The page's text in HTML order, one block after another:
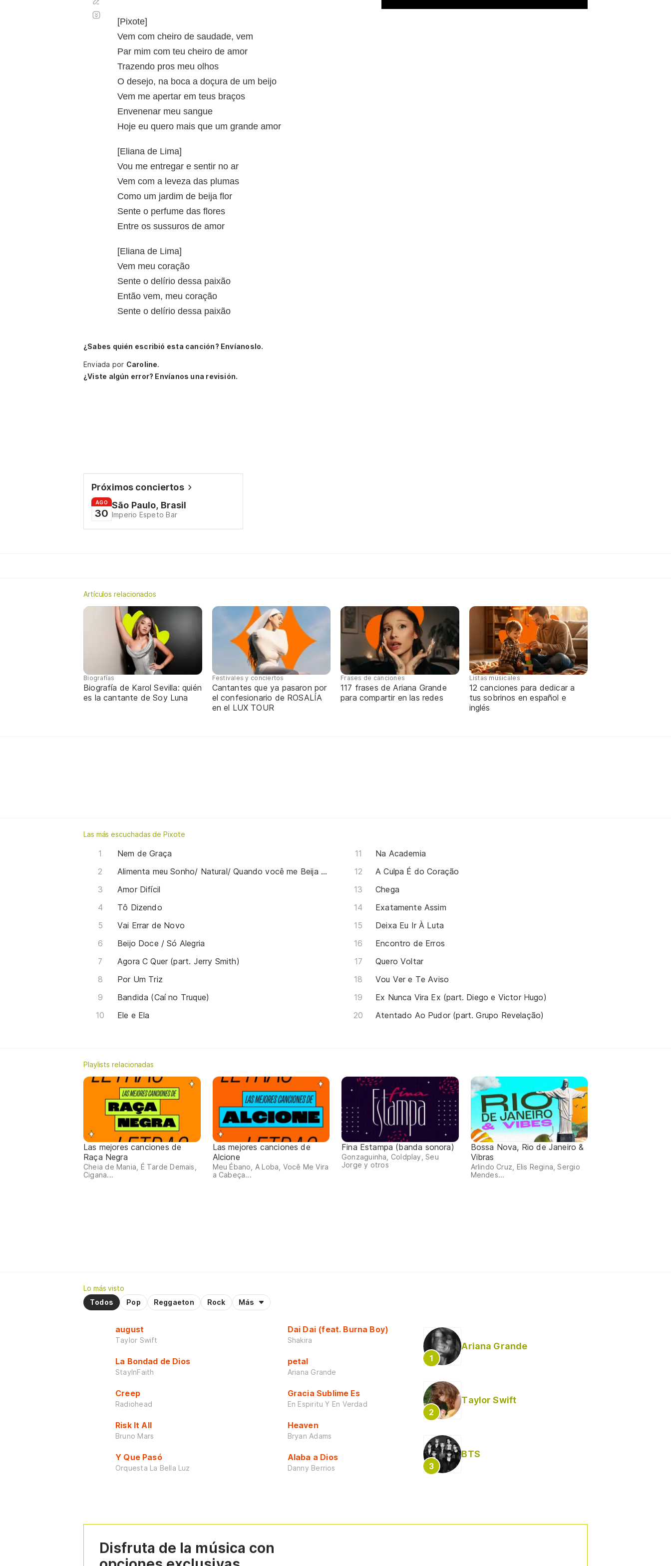
[Pixote]
Vem com cheiro de saudade, vem
Par mim com teu cheiro de amor
Trazendo pros meu olhos
O desejo, na boca a doçura de um beijo
Vem me apertar em teus braços
Envenenar meu sangue
Hoje eu quero mais que um grande amor
[Eliana de Lima]
Vou me entregar e sentir no ar
Vem com a leveza das plumas
Como um jardim de beija flor
Sente o perfume das flores
Entre os sussuros de amor
[Eliana de Lima]
Vem meu coração
Sente o delírio dessa paixão
Então vem, meu coração
Sente o delírio dessa paixão
automático
¿Sabes quién escribió esta canción? Envíanoslo.
Enviada por Caroline.
¿Viste algún error? Envíanos una revisión.
Próximos conciertos
AGO
30
São Paulo, Brasil
Imperio Espeto Bar
Artículos relacionados
Biografías
Biografía de Karol Sevilla: quién
es la cantante de Soy Luna
Festivales y conciertos
Cantantes que ya pasaron por
el confesionario de ROSALÍA
en el LUX TOUR
Frases de canciones
117 frases de Ariana Grande
para compartir en las redes
Listas musicales
12 canciones para dedicar a
tus sobrinos en español e
inglés
Las más escuchadas de Pixote
Nem de Graça
Alimenta meu Sonho/ Natural/ Quando você me Beija (pot-pourri)
Amor Difícil
Tô Dizendo
Vai Errar de Novo
Beijo Doce / Só Alegria
Agora C Quer (part. Jerry Smith)
Por Um Triz
Bandida (Caí no Truque)
Ele e Ela
Na Academia
A Culpa É do Coração
Chega
Exatamente Assim
Deixa Eu Ir À Luta
Encontro de Erros
Quero Voltar
Vou Ver e Te Aviso
Ex Nunca Vira Ex (part. Diego e Victor Hugo)
Atentado Ao Pudor (part. Grupo Revelação)
Playlists relacionadas
Las mejores canciones de
Raça Negra
Cheia de Mania, É Tarde Demais,
Cigana...
Las mejores canciones de
Alcione
Meu Ébano, A Loba, Você Me Vira
a Cabeça...
Fina Estampa (banda sonora)
Gonzaguinha, Coldplay, Seu
Jorge y otros
Bossa Nova, Rio de Janeiro &
Vibras
Arlindo Cruz, Elis Regina, Sergio
Mendes...
Lo más visto
Todos
Pop Reggaeton Rock Más
august
Taylor Swift
La Bondad de Dios
StayInFaith
Creep
Radiohead
Risk It All
Bruno Mars
Y Que Pasó
Orquesta La Bella Luz
Dai Dai (feat. Burna Boy)
Shakira
petal
Ariana Grande
Gracia Sublime Es
En Espiritu Y En Verdad
Heaven
Bryan Adams
Alaba a Dios
Danny Berrios
Ariana Grande
Taylor Swift
BTS
Disfruta de la música con